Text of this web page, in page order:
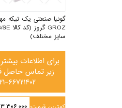
گونیا صنعتی یک تیکه
سایز مختلف)
برای اطلاعات
زیر تماس حاصل
۰۲۱-